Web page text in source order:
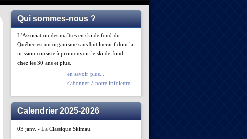
Qui sommes-nous ?
L'Association des maîtres en ski de fond du
Québec est un organisme sans but lucratif dont la
mission consiste à promouvoir le ski de fond
chez les 30 ans et plus.
en savoir plus...
s'abonner à notre infolettre...
Calendrier 2025-2026
03 janv. - La Classique Skimau